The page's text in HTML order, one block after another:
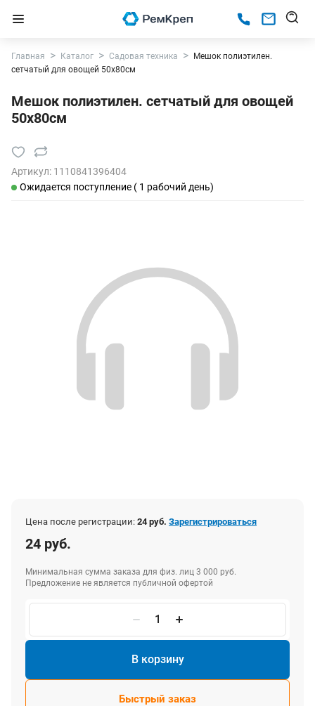
Главная Каталог Садовая техника
Мешок полиэтилен.
сетчатый для овощей 50x80см
Мешок полиэтилен. сетчатый для овощей
50x80см
Артикул: 1110841396404
Ожидается поступление ( 1 рабочий день)
Цена после регистрации: 24 руб. Зарегистрироваться
24 руб.
Минимальная сумма заказа для физ. лиц 3 000 руб.
Предложение не является публичной офертой
В корзину
Быстрый заказ